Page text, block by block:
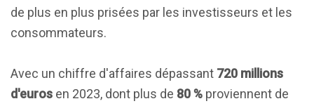
de plus en plus prisées par les investisseurs et les
consommateurs.
Avec un chiffre d'affaires dépassant 720 millions
d'euros en 2023, dont plus de 80 % proviennent de